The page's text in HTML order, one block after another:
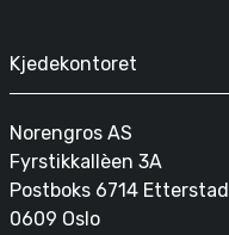
Kjedekontoret
Norengros AS
Fyrstikkallèen 3A
Postboks 6714 Etterstad
0609 Oslo